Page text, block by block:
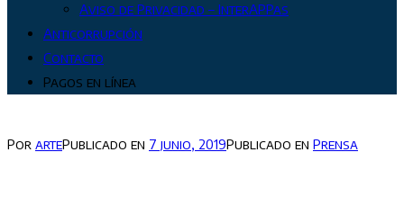
Aviso de Privacidad – InterAPPas
Anticorrupción
Contacto
Pagos en línea
Por artePublicado en 7 junio, 2019Publicado en Prensa